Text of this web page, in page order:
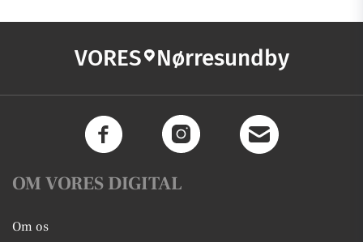
VORES Nørresundby
OM VORES DIGITAL
Om os